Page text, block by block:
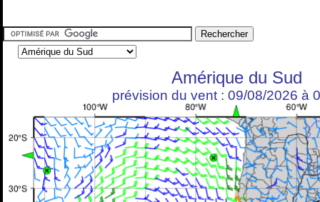
Amérique du Sud
prévision du vent : 09/08/2026 à